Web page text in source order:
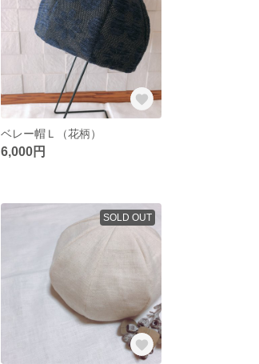
ベレー帽Ｌ（花柄）
6,000円
SOLD OUT